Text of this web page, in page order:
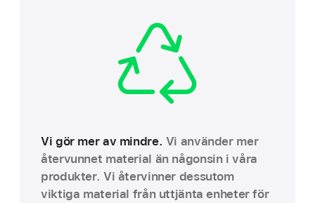
Vi gör mer av mindre. Vi använder mer
återvunnet material än någonsin i våra
produkter. Vi återvinner dessutom
viktiga material från uttjänta enheter för